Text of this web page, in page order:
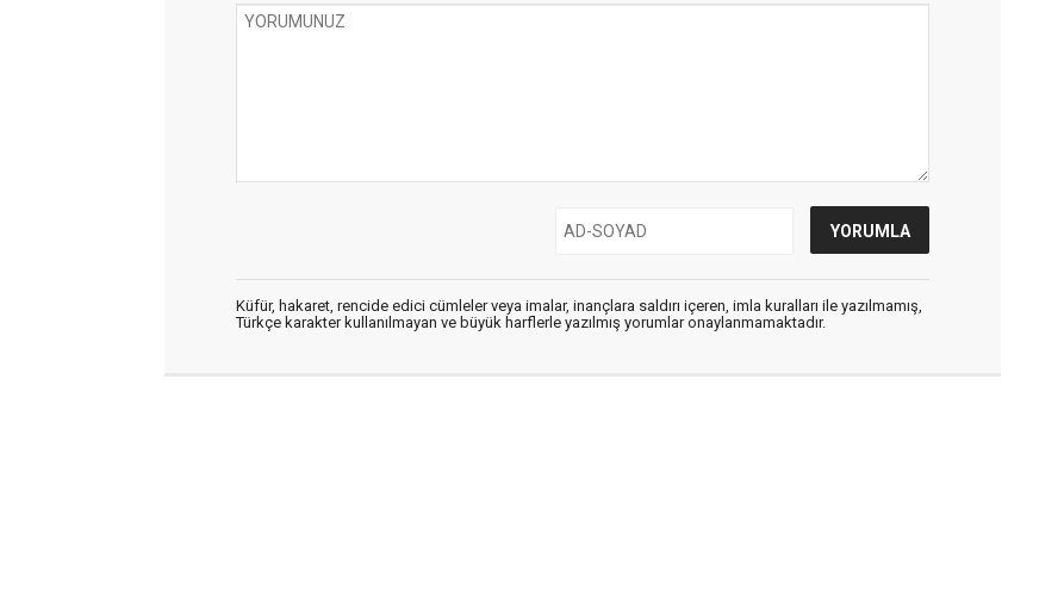
Küfür, hakaret, rencide edici cümleler veya imalar, inançlara saldırı içeren, imla kuralları ile yazılmamış,
Türkçe karakter kullanılmayan ve büyük harflerle yazılmış yorumlar onaylanmamaktadır.